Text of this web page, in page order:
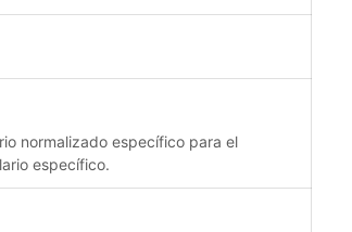
normalizado específico para el
específico.